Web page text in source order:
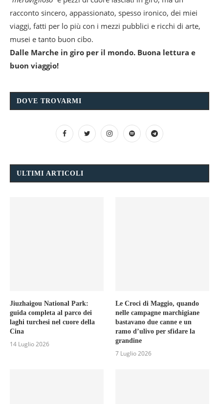
racconto sincero, appassionato, spesso ironico, dei miei
viaggi, fatti per lo più con i mezzi pubblici e ricchi di arte,
musei e tanto buon cibo.
Dalle Marche in giro per il mondo. Buona lettura e
buon viaggio!
DOVE TROVARMI
ULTIMI ARTICOLI
Jiuzhaigou National Park:
guida completa al parco dei
laghi turchesi nel cuore della
Cina
14 Luglio 2026
Le Croci di Maggio, quando
nelle campagne marchigiane
bastavano due canne e un
ramo d’ulivo per sfidare la
grandine
7 Luglio 2026